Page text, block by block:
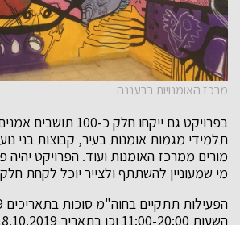
מרכז האומנויות ברעננה
בפרויקט גם ייקחו חלק כ-
תלמידי מגמות אומנות בעיר, קבוצות בני
מורים ממרכז האומנות ועוד. הפרויקט
מי שמעוניין להשתתף ולצייר יוכל לקחת חלק